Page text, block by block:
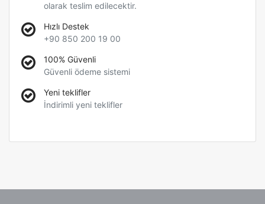
olarak teslim edilecektir.
Hızlı Destek
+90 850 200 19 00
100% Güvenli
Güvenli ödeme sistemi
Yeni teklifler
İndirimli yeni teklifler